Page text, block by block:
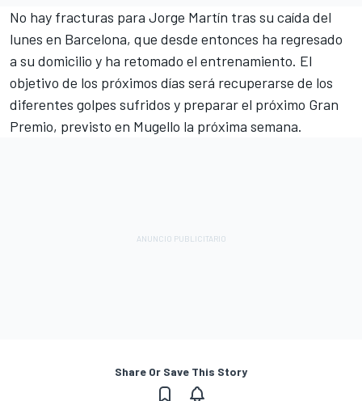
No hay fracturas para Jorge Martín tras su caída del
lunes en Barcelona, que desde entonces ha regresado
a su domicilio y ha retomado el entrenamiento. El
objetivo de los próximos días será recuperarse de los
diferentes golpes sufridos y preparar el próximo Gran
Premio, previsto en Mugello la próxima semana.
Share Or Save This Story